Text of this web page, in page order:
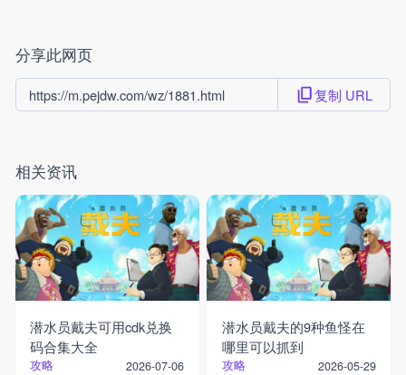
分享此网页
https://m.pejdw.com/wz/1881.html 复制 URL
相关资讯
潜水员戴夫可用cdk兑换
码合集大全
攻略 2026-07-06
潜水员戴夫的9种鱼怪在
哪里可以抓到
攻略 2026-05-29